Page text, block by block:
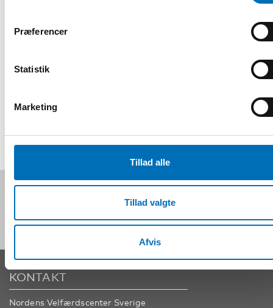
Præferencer
Statistik
Marketing
Tillad alle
Tillad valgte
Afvis
9.45–10.15 Kysymyksiä ja keskustelua
Registrering og information
DEL
Følg os på sociale medier:
KONTAKT
Nordens Velfærdscenter Sverige